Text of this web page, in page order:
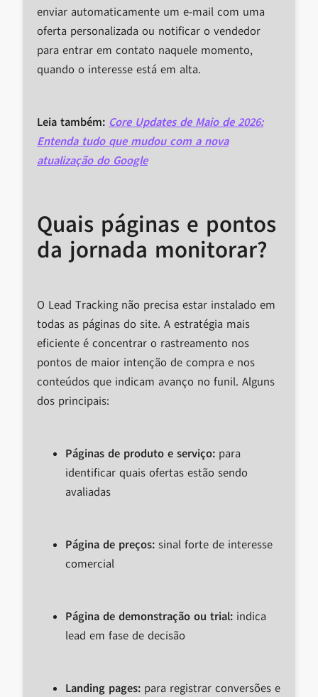
enviar automaticamente um e-mail com uma
oferta personalizada ou notificar o vendedor
para entrar em contato naquele momento,
quando o interesse está em alta.
Leia também: Core Updates de Maio de 2026:
Entenda tudo que mudou com a nova
atualização do Google
Quais páginas e pontos
da jornada monitorar?
O Lead Tracking não precisa estar instalado em
todas as páginas do site. A estratégia mais
eficiente é concentrar o rastreamento nos
pontos de maior intenção de compra e nos
conteúdos que indicam avanço no funil. Alguns
dos principais:
Páginas de produto e serviço: para
identificar quais ofertas estão sendo
avaliadas
Página de preços: sinal forte de interesse
comercial
Página de demonstração ou trial: indica
lead em fase de decisão
Landing pages: para registrar conversões e